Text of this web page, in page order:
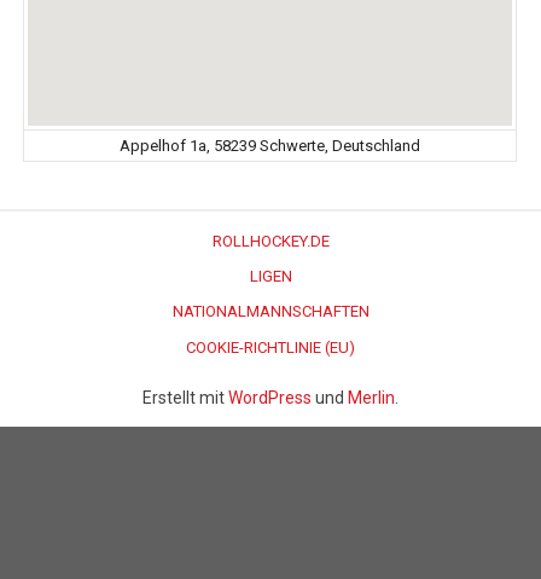
Appelhof 1a, 58239 Schwerte, Deutschland
ROLLHOCKEY.DE
LIGEN
NATIONALMANNSCHAFTEN
COOKIE-RICHTLINIE (EU)
Erstellt mitWordPress und Merlin